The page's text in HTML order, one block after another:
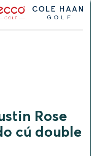
Rose
cú double